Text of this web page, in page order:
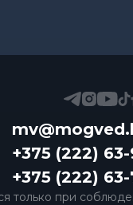
+375 (222) 63-
+375 (222) 63-
только при